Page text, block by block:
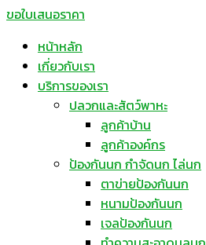
ขอใบเสนอราคา
หน้าหลัก
เกี่ยวกับเรา
บริการของเรา
ปลวกและสัตว์พาหะ
ลูกค้าบ้าน
ลูกค้าองค์กร
ป้องกันนก กำจัดนก ไล่นก
ตาข่ายป้องกันนก
หนามป้องกันนก
เจลป้องกันนก